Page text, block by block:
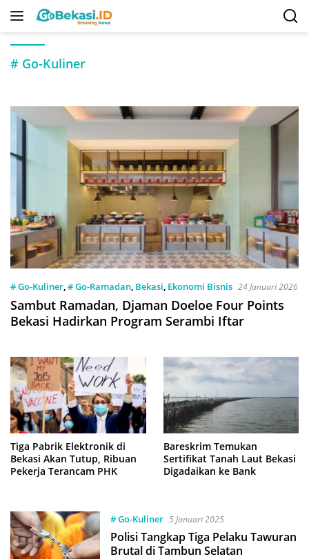
Langsung
# Go-Kuliner
# Go-Kuliner,# Go-Ramadan, Bekasi, Ekonomi Bisnis 24 Januari 2026
Sambut Ramadan, Djaman Doeloe Four Points
Bekasi Hadirkan Program Serambi Iftar
Tiga Pabrik Elektronik di
Bekasi Akan Tutup, Ribuan
Pekerja Terancam PHK
Bareskrim Temukan
Sertifikat Tanah Laut Bekasi
Digadaikan ke Bank
# Go-Kuliner 5 Januari 2025
Polisi Tangkap Tiga Pelaku Tawuran
Brutal di Tambun Selatan